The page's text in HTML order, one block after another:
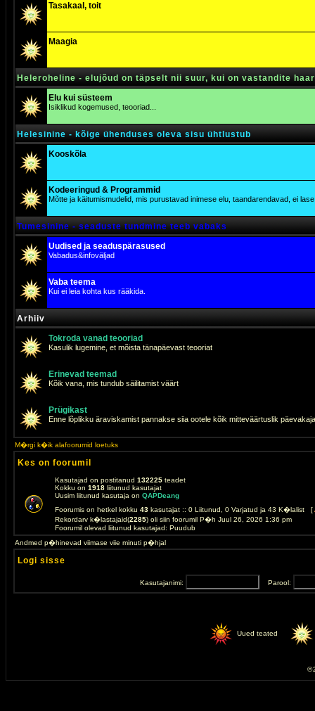
Tasakaal, toit
Maagia
Heleroheline - elujõud on täpselt nii suur, kui on vastandite
Elu kui süsteem
Isiklikud kogemused, teooriad...
Helesinine - kõige ühenduses oleva sisu ühtlustub
Kooskõla
Kodeeringud & Programmid
Mõtte ja käitumismudelid, mis purustavad inimese elu, taandarendavad, ei
Tumesinine - seaduste tundmine teeb vabaks
Uudised ja seaduspärasused
Vabadus&infoväljad
Vaba teema
Kui ei leia kohta kus rääkida.
Arhiiv
Tokroda vanad teooriad
Kasulik lugemine, et mõista tänapäevast teooriat
Erinevad teemad
Kõik vana, mis tundub säilitamist väärt
Prügikast
Enne lõplikku äraviskamist pannakse siia ootele kõik mitteväärtuslik
M�rgi k�ik alafoorumid loetuks
Kes on foorumil
Kasutajad on postitanud 132225 teadet
Kokku on 1918 liitunud kasutajat
Uusim liitunud kasutaja on QAPDeang
Foorumis on hetkel kokku 43 kasutajat :: 0 Liitunud, 0 Varjatud ja 43 K�lalist [
Rekordarv k�lastajaid(2285) oli siin foorumil P�h Juul 26, 2026 1:36 pm
Foorumil olevad liitunud kasutajad: Puudub
Andmed p�hinevad viimase viie minuti p�hjal
Logi sisse
Kasutajanimi: Parool:
Uued teated
©